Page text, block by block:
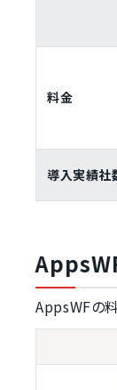
料金
導入実績社
AppsWFの